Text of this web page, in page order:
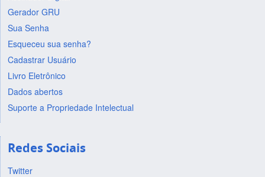
Gerador GRU
Sua Senha
Esqueceu sua senha?
Cadastrar Usuário
Livro Eletrônico
Dados abertos
Suporte a Propriedade Intelectual
Redes Sociais
Twitter